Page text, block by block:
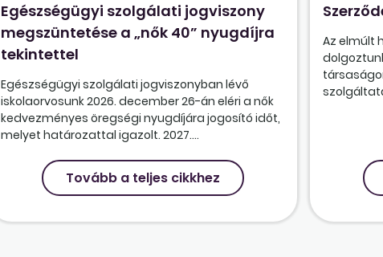
Egészségügyi szolgálati jogviszony
megszüntetése a „nők 40” nyugdíjra
tekintettel
Egészségügyi szolgálati jogviszonyban lévő
iskolaorvosunk 2026. december 26-án eléri a nők
kedvezményes öregségi nyugdíjára jogosító időt,
melyet határozattal igazolt. 2027....
Tovább a teljes cikkhez
Az elmúlt